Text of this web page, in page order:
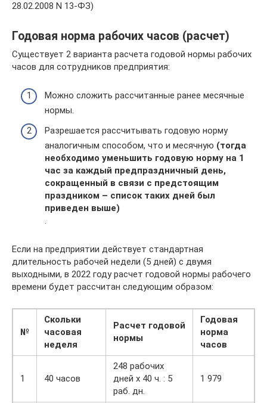
28.02.2008 N 13-ФЗ)
Годовая норма рабочих часов (расчет)
Существует 2 варианта расчета годовой нормы рабочих
часов для сотрудников предприятия:
Можно сложить рассчитанные ранее месячные
нормы.
Разрешается рассчитывать годовую норму
аналогичным способом, что и месячную (тогда
необходимо уменьшить годовую норму на 1
час за каждый предпраздничный день,
сокращенный в связи с предстоящим
праздником – список таких дней был
приведен выше)
.
Если на предприятии действует стандартная
длительность рабочей недели (5 дней) с двумя
выходными, в 2022 году расчет годовой нормы рабочего
времени будет рассчитан следующим образом:
№
Скольки
часовая
неделя
Расчет годовой
нормы
Годовая
норма
часов
1 40 часов
248 рабочих
дней х 40 ч. : 5
раб. дн.
1 979